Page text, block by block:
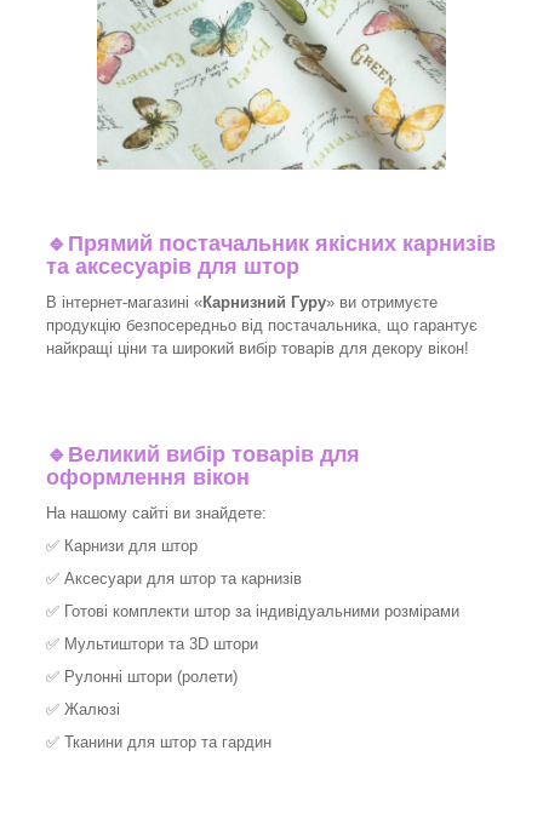
🔹 Прямий постачальник якісних карнизів
та аксесуарів для штор
В інтернет-магазині «Карнизний Гуру» ви отримуєте
продукцію безпосередньо від постачальника, що гарантує
найкращі ціни та широкий вибір товарів для декору вікон!​
🔹 Великий вибір товарів для
оформлення вікон
На нашому сайті ви знайдете:
✅ Карнизи для штор
✅ Аксесуари для штор та карнизів
✅ Готові комплекти штор за індивідуальними розмірами
✅ Мультиштори та 3D штори
✅ Рулонні штори (ролети)
✅ Жалюзі
✅ Тканини для штор та гардин